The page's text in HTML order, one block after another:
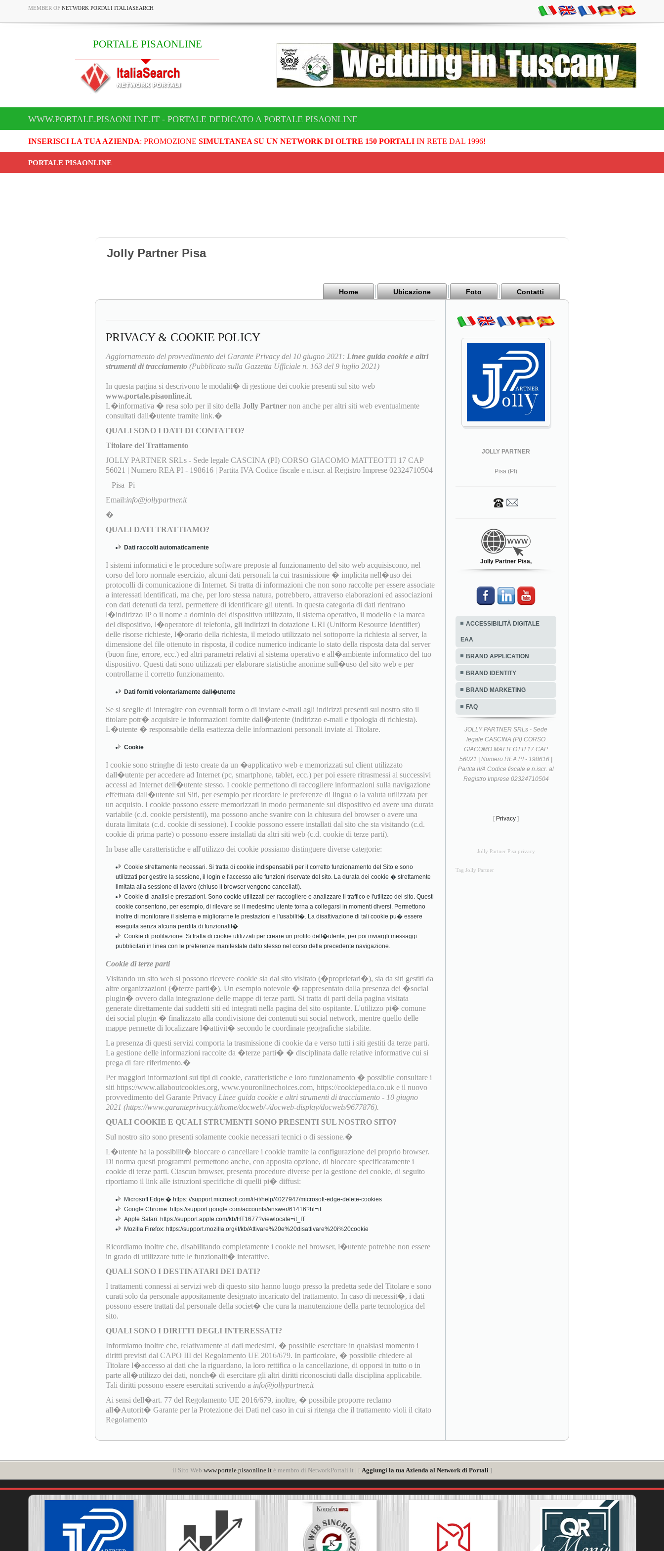
MEMBER OF NETWORK PORTALI ITALIASEARCH
PORTALE PISAONLINE
WWW.PORTALE.PISAONLINE.IT - PORTALE DEDICATO A PORTALE PISAONLINE
INSERISCI LA TUA AZIENDA: PROMOZIONE SIMULTANEA SU UN NETWORK DI OLTRE 150 PORTALIIN RETE DAL 1996!
PORTALE PISAONLINE
Jolly Partner Pisa
Home Ubicazione Foto Contatti
PRIVACY & COOKIE POLICY
Aggiornamento del provvedimento del Garante Privacy del 10 giugno 2021: Linee guida cookie e altri
strumenti di tracciamento (Pubblicato sulla Gazzetta Ufficiale n. 163 del 9 luglio 2021)
In questa pagina si descrivono le modalit� di gestione dei cookie presenti sul sito web
www.portale.pisaonline.it.
L�informativa � resa solo per il sito della Jolly Partner non anche per altri siti web eventualmente
consultati dall�utente tramite link.�
QUALI SONO I DATI DI CONTATTO?
Titolare del Trattamento
JOLLY PARTNER SRLs - Sede legale CASCINA (PI) CORSO GIACOMO MATTEOTTI 17 CAP
56021 | Numero REA PI - 198616 | Partita IVA Codice fiscale e n.iscr. al Registro Imprese 02324710504
Pisa Pi
Email:info@jollypartner.it
�
QUALI DATI TRATTIAMO?
Dati raccolti automaticamente
I sistemi informatici e le procedure software preposte al funzionamento del sito web acquisiscono, nel
corso del loro normale esercizio, alcuni dati personali la cui trasmissione � implicita nell�uso dei
protocolli di comunicazione di Internet. Si tratta di informazioni che non sono raccolte per essere associate
a interessati identificati, ma che, per loro stessa natura, potrebbero, attraverso elaborazioni ed associazioni
con dati detenuti da terzi, permettere di identificare gli utenti. In questa categoria di dati rientrano
l�indirizzo IP o il nome a dominio del dispositivo utilizzato, il sistema operativo, il modello e la marca
del dispositivo, l�operatore di telefonia, gli indirizzi in dotazione URI (Uniform Resource Identifier)
delle risorse richieste, l�orario della richiesta, il metodo utilizzato nel sottoporre la richiesta al server, la
dimensione del file ottenuto in risposta, il codice numerico indicante lo stato della risposta data dal server
(buon fine, errore, ecc.) ed altri parametri relativi al sistema operativo e all�ambiente informatico del tuo
dispositivo. Questi dati sono utilizzati per elaborare statistiche anonime sull�uso del sito web e per
controllarne il corretto funzionamento.
Dati forniti volontariamente dall�utente
Se si sceglie di interagire con eventuali form o di inviare e-mail agli indirizzi presenti sul nostro sito il
titolare potr� acquisire le informazioni fornite dall�utente (indirizzo e-mail e tipologia di richiesta).
L�utente � responsabile della esattezza delle informazioni personali inviate al Titolare.
Cookie
I cookie sono stringhe di testo create da un �applicativo web e memorizzati sul client utilizzato
dall�utente per accedere ad Internet (pc, smartphone, tablet, ecc.) per poi essere ritrasmessi ai successivi
accessi ad Internet dell�utente stesso. I cookie permettono di raccogliere informazioni sulla navigazione
effettuata dall�utente sui Siti, per esempio per ricordare le preferenze di lingua o la valuta utilizzata per
un acquisto. I cookie possono essere memorizzati in modo permanente sul dispositivo ed avere una durata
variabile (c.d. cookie persistenti), ma possono anche svanire con la chiusura del browser o avere una
durata limitata (c.d. cookie di sessione). I cookie possono essere installati dal sito che sta visitando (c.d.
cookie di prima parte) o possono essere installati da altri siti web (c.d. cookie di terze parti).
In base alle caratteristiche e all'utilizzo dei cookie possiamo distinguere diverse categorie:
Cookie strettamente necessari. Si tratta di cookie indispensabili per il corretto funzionamento del Sito e sono
utilizzati per gestire la sessione, il login e l'accesso alle funzioni riservate del sito. La durata dei cookie � strettamente
limitata alla sessione di lavoro (chiuso il browser vengono cancellati).
Cookie di analisi e prestazioni. Sono cookie utilizzati per raccogliere e analizzare il traffico e l'utilizzo del sito. Questi
cookie consentono, per esempio, di rilevare se il medesimo utente torna a collegarsi in momenti diversi. Permettono
inoltre di monitorare il sistema e migliorarne le prestazioni e l'usabilit�. La disattivazione di tali cookie pu� essere
eseguita senza alcuna perdita di funzionalit�.
Cookie di profilazione. Si tratta di cookie utilizzati per creare un profilo dell�utente, per poi inviargli messaggi
pubblicitari in linea con le preferenze manifestate dallo stesso nel corso della precedente navigazione.
Cookie di terze parti
Visitando un sito web si possono ricevere cookie sia dal sito visitato (�proprietari�), sia da siti gestiti da
altre organizzazioni (�terze parti�). Un esempio notevole � rappresentato dalla presenza dei �social
plugin� ovvero dalla integrazione delle mappe di terze parti. Si tratta di parti della pagina visitata
generate direttamente dai suddetti siti ed integrati nella pagina del sito ospitante. L'utilizzo pi� comune
dei social plugin � finalizzato alla condivisione dei contenuti sui social network, mentre quello delle
mappe permette di localizzare l�attivit� secondo le coordinate geografiche stabilite.
La presenza di questi servizi comporta la trasmissione di cookie da e verso tutti i siti gestiti da terze parti.
La gestione delle informazioni raccolte da �terze parti� � disciplinata dalle relative informative cui si
prega di fare riferimento.�
Per maggiori informazioni sui tipi di cookie, caratteristiche e loro funzionamento � possibile consultare i
siti https://www.allaboutcookies.org, www.youronlinechoices.com, https://cookiepedia.co.uk e il nuovo
provvedimento del Garante Privacy Linee guida cookie e altri strumenti di tracciamento - 10 giugno
2021 (https://www.garanteprivacy.it/home/docweb/-/docweb-display/docweb/9677876).
QUALI COOKIE E QUALI STRUMENTI SONO PRESENTI SUL NOSTRO SITO?
Sul nostro sito sono presenti solamente cookie necessari tecnici o di sessione.�
L�utente ha la possibilit� bloccare o cancellare i cookie tramite la configurazione del proprio browser.
Di norma questi programmi permettono anche, con apposita opzione, di bloccare specificatamente i
cookie di terze parti. Ciascun browser, presenta procedure diverse per la gestione dei cookie, di seguito
riportiamo il link alle istruzioni specifiche di quelli pi� diffusi:
Microsoft Edge:� https: //support.microsoft.com/it-it/help/4027947/microsoft-edge-delete-cookies
Google Chrome: https://support.google.com/accounts/answer/61416?hl=it
Apple Safari: https://support.apple.com/kb/HT1677?viewlocale=it_IT
Mozilla Firefox: https://support.mozilla.org/it/kb/Attivare%20e%20disattivare%20i%20cookie
Ricordiamo inoltre che, disabilitando completamente i cookie nel browser, l�utente potrebbe non essere
in grado di utilizzare tutte le funzionalit� interattive.
QUALI SONO I DESTINATARI DEI DATI?
I trattamenti connessi ai servizi web di questo sito hanno luogo presso la predetta sede del Titolare e sono
curati solo da personale appositamente designato incaricato del trattamento. In caso di necessit�, i dati
possono essere trattati dal personale della societ� che cura la manutenzione della parte tecnologica del
sito.
QUALI SONO I DIRITTI DEGLI INTERESSATI?
Informiamo inoltre che, relativamente ai dati medesimi, � possibile esercitare in qualsiasi momento i
diritti previsti dal CAPO III del Regolamento UE 2016/679. In particolare, � possibile chiedere al
Titolare l�accesso ai dati che la riguardano, la loro rettifica o la cancellazione, di opporsi in tutto o in
parte all�utilizzo dei dati, nonch� di esercitare gli altri diritti riconosciuti dalla disciplina applicabile.
Tali diritti possono essere esercitati scrivendo a info@jollypartner.it
Ai sensi dell�art. 77 del Regolamento UE 2016/679, inoltre, � possibile proporre reclamo
all�Autorit� Garante per la Protezione dei Dati nel caso in cui si ritenga che il trattamento violi il citato
Regolamento
JOLLY PARTNER
Pisa (PI)
Jolly Partner Pisa,
ACCESSIBILITÀ DIGITALE
EAA
BRAND APPLICATION
BRAND IDENTITY
BRAND MARKETING
FAQ
JOLLY PARTNER SRLs - Sede
legale CASCINA (PI) CORSO
GIACOMO MATTEOTTI 17 CAP
56021 | Numero REA PI - 198616 |
Partita IVA Codice fiscale e n.iscr. al
Registro Imprese 02324710504
[ Privacy ]
Jolly Partner Pisa privacy
Tag Jolly Partner
il Sito Web www.portale.pisaonline.itè membro di NetworkPortali.it | [ Aggiungi la tua Azienda al Network di Portali ]